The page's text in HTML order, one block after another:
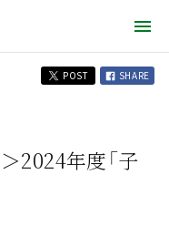
POST SHARE
2024年度「子